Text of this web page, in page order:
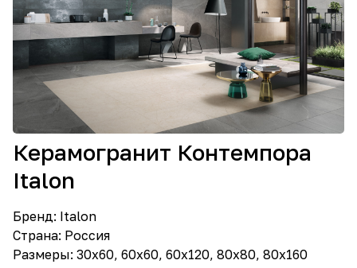
Керамогранит Контемпора
Italon
Бренд: Italon
Страна: Россия
Размеры: 30x60, 60x60, 60x120, 80x80, 80x160